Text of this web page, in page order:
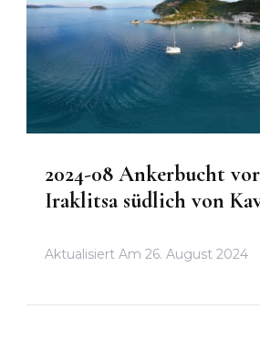
2024-08 Ankerbucht
Iraklitsa südlich von
Aktualisiert Am 26. August 2024